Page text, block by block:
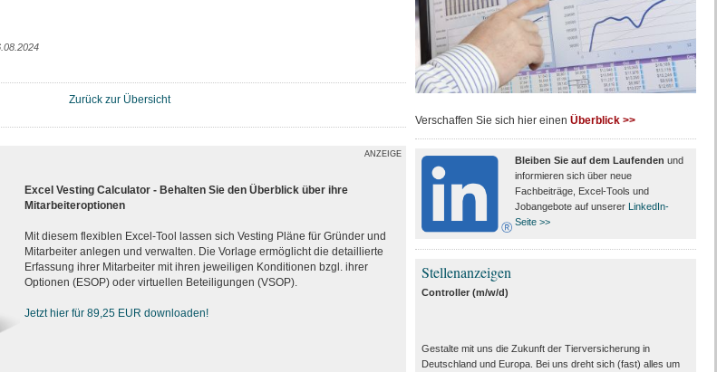
Zurück zur Übersicht
ANZEIGE
Excel Vesting Calculator - Behalten Sie den Überblick über ihre
Mitarbeiteroptionen
Mit diesem flexiblen Excel-Tool lassen sich Vesting Pläne für Gründer und
Mitarbeiter anlegen und verwalten. Die Vorlage ermöglicht die detaillierte
Erfassung ihrer Mitarbeiter mit ihren jeweiligen Konditionen bzgl. ihrer
Optionen (ESOP) oder virtuellen Beteiligungen (VSOP).
Jetzt hier für 89,25 EUR downloaden!
Verschaffen Sie sich hier einen Überblick >>
Bleiben Sie auf dem Laufenden und
informieren sich über neue
Fachbeiträge, Excel-Tools und
Jobangebote auf unserer LinkedIn-
Seite >>
Stellenanzeigen
Controller (m/w/d)
Gestalte mit uns die Zukunft der Tierversicherung in
Deutschland und Europa. Bei uns dreht sich (fast) alles um